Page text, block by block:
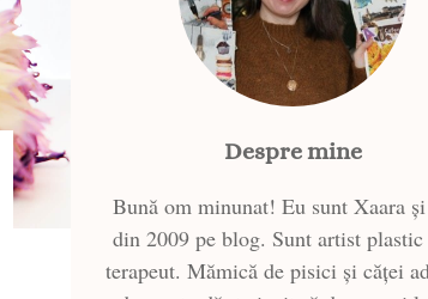
Despre mine
Bună om minunat! Eu sunt Xaara
din 2009 pe blog. Sunt artist
terapeut. Mămică de pisici și căței